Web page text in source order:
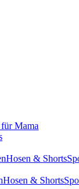
Mama
Hosen & Shorts
Hosen & Shorts